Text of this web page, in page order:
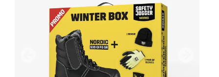
Precedente